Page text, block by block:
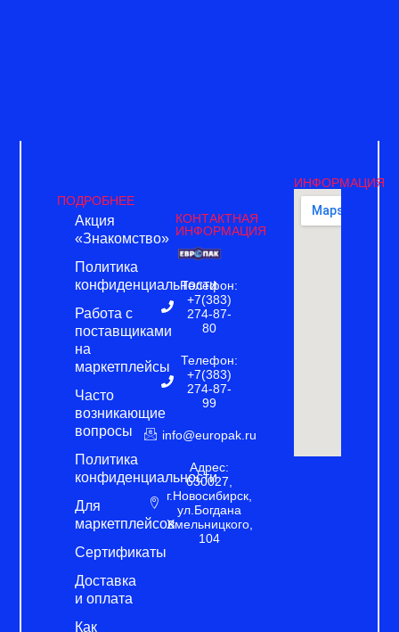
ПОДРОБНЕЕ
Акция
«Знакомство»
Политика
конфиденциальности
Работа с
поставщиками
на
маркетплейсы
Часто
возникающие
вопросы
Политика
конфиденциальности
Для
маркетплейсов
Сертификаты
Доставка
и оплата
Как
КОНТАКТНАЯ
ИНФОРМАЦИЯ
Телефон:
+7(383)
274-87-
80
Телефон:
+7(383)
274-87-
99
info@europak.ru
Адрес:
630027,
г.Новосибирск,
ул.Богдана
Хмельницкого,
104
ИНФОРМАЦИЯ